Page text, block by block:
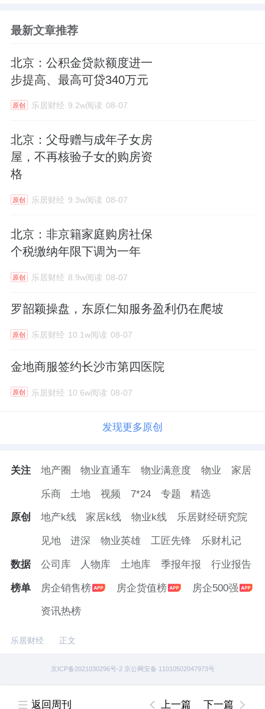
返回周刊 上一篇 下一篇
最新文章推荐
北京：公积金贷款额度进一
步提高、最高可贷340万元
原创 乐居财经 9.2w阅读 08-07
北京：父母赠与成年子女房
屋，不再核验子女的购房资
格
原创 乐居财经 9.3w阅读 08-07
北京：非京籍家庭购房社保
个税缴纳年限下调为一年
原创 乐居财经 8.9w阅读 08-07
罗韶颖操盘，东原仁知服务盈利仍在爬坡
原创 乐居财经 10.1w阅读 08-07
金地商服签约长沙市第四医院
原创 乐居财经 10.6w阅读 08-07
发现更多原创
关注 地产圈 物业直通车 物业满意度 物业 家居
乐商 土地 视频 7*24 专题 精选
原创 地产k线 家居k线 物业k线 乐居财经研究院
见地 进深 物业英雄 工匠先锋 乐财札记
数据 公司库 人物库 土地库 季报年报 行业报告
榜单 房企销售榜 房企货值榜 房企500强
资讯热榜
乐居财经 正文
京ICP备2021030296号-2 京公网安备 11010502047973号